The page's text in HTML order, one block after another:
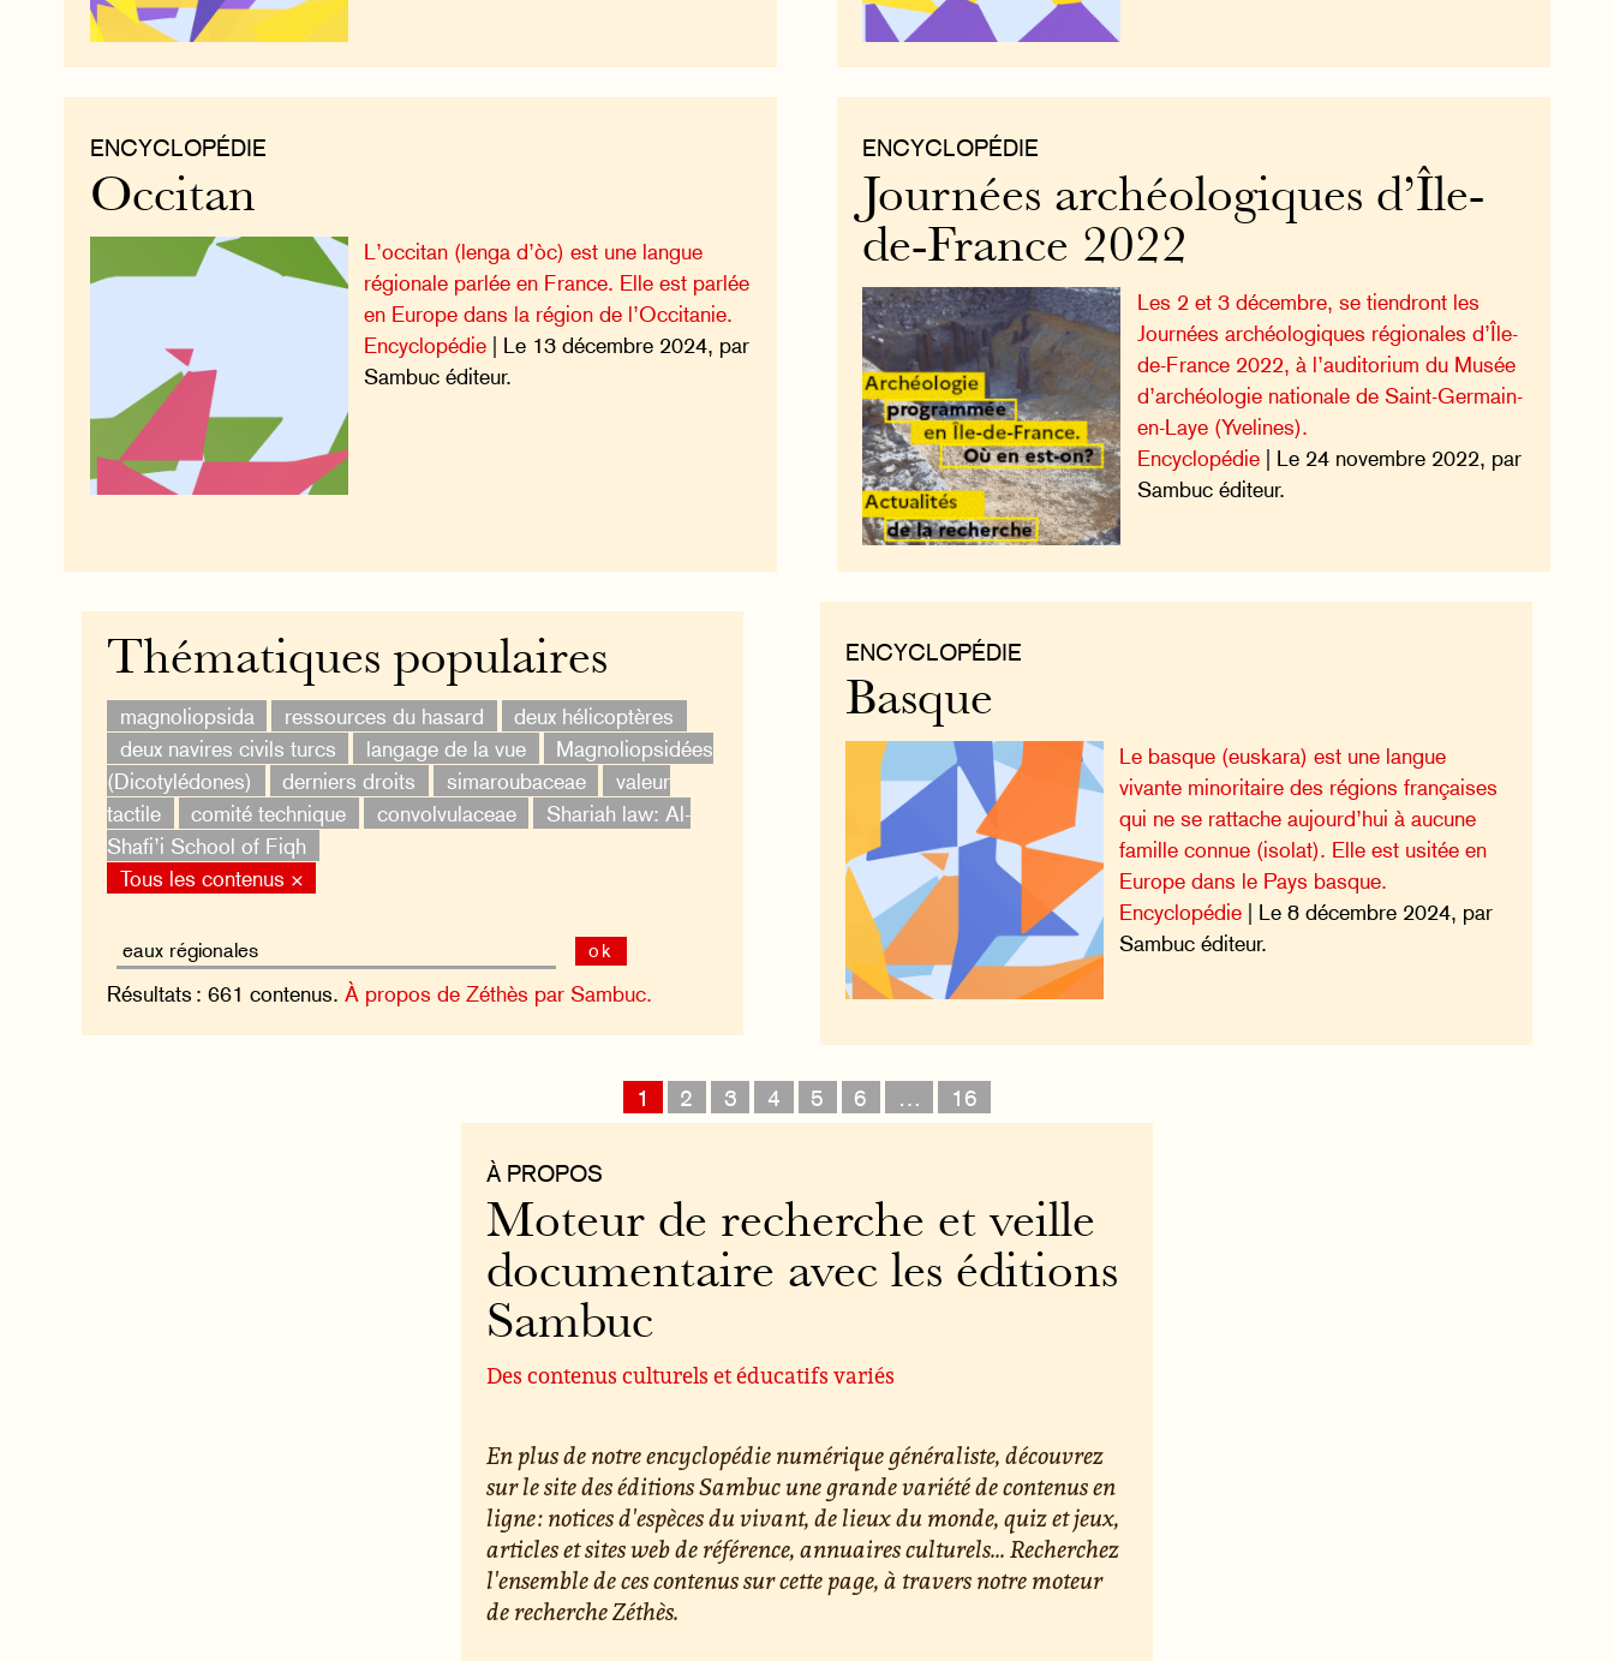
ENCYCLOPÉDIE
Journées archéologiques d’Île-
de-France 2022
Les 2 et 3 décembre, se tiendront les
Journées archéologiques régionales d’Île-
de-France 2022, à l’auditorium du Musée
d’archéologie nationale de Saint-Germain-
en-Laye (Yvelines).
Encyclopédie| Le 24 novembre 2022, par
Sambuc éditeur.
ENCYCLOPÉDIE
Occitan
L’occitan (lenga d’òc) est une langue
régionale parlée en France. Elle est parlée
en Europe dans la région de l’Occitanie.
Encyclopédie | Le 13 décembre 2024, par
Sambuc éditeur.
ENCYCLOPÉDIE
Basque
Le basque (euskara) est une langue
vivante minoritaire des régions françaises
qui ne se rattache aujourd’hui à aucune
famille connue (isolat). Elle est usitée en
Europe dans le Pays basque.
Encyclopédie | Le 8 décembre 2024, par
Sambuc éditeur.
Thématiques populaires
magnoliopsida ressources du hasard
deux hélicoptères
deux navires civils turcs
langage de la vue
Magnoliopsidées
(Dicotylédones)
derniers droits simaroubaceae
valeur
tactile
comité technique convolvulaceae
Shariah law: Al-
Shafi’i School of Fiqh
Tous les contenus ×
ok
Résultats : 661 contenus. À propos de Zéthès par Sambuc.
1 2 3 4 5 6 … 16
À PROPOS
Moteur de recherche et veille
documentaire avec les éditions
Sambuc
Des contenus culturels et éducatifs variés
En plus de notre encyclopédie numérique généraliste, découvrez
sur le site des éditions Sambuc une grande variété de contenus en
ligne : notices d'espèces du vivant, de lieux du monde, quiz et jeux,
articles et sites web de référence, annuaires culturels... Recherchez
l'ensemble de ces contenus sur cette page, à travers notre moteur
de recherche Zéthès.